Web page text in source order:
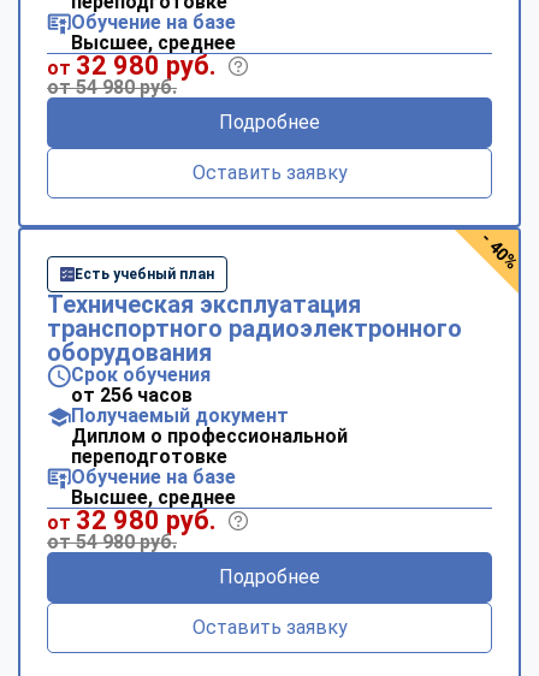
Обучение на базе
Высшее, среднее
от 32 980 руб.
от 54 980 руб.
Подробнее
Оставить заявку
Есть учебный план
Техническая эксплуатация
транспортного радиоэлектронного
оборудования
Срок обучения
от 256 часов
Получаемый документ
Диплом о профессиональной
переподготовке
Обучение на базе
Высшее, среднее
от 32 980 руб.
от 54 980 руб.
Подробнее
Оставить заявку
- 40%